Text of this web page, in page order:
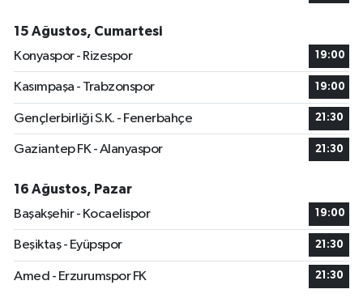
15 Ağustos, Cumartesi
Konyaspor - Rizespor
19:00
Kasımpaşa - Trabzonspor 19:00
Gençlerbirliği S.K. - Fenerbahçe 21:30
Gaziantep FK - Alanyaspor 21:30
16 Ağustos, Pazar
Başakşehir - Kocaelispor
19:00
Beşiktaş - Eyüpspor 21:30
Amed - Erzurumspor FK 21:30